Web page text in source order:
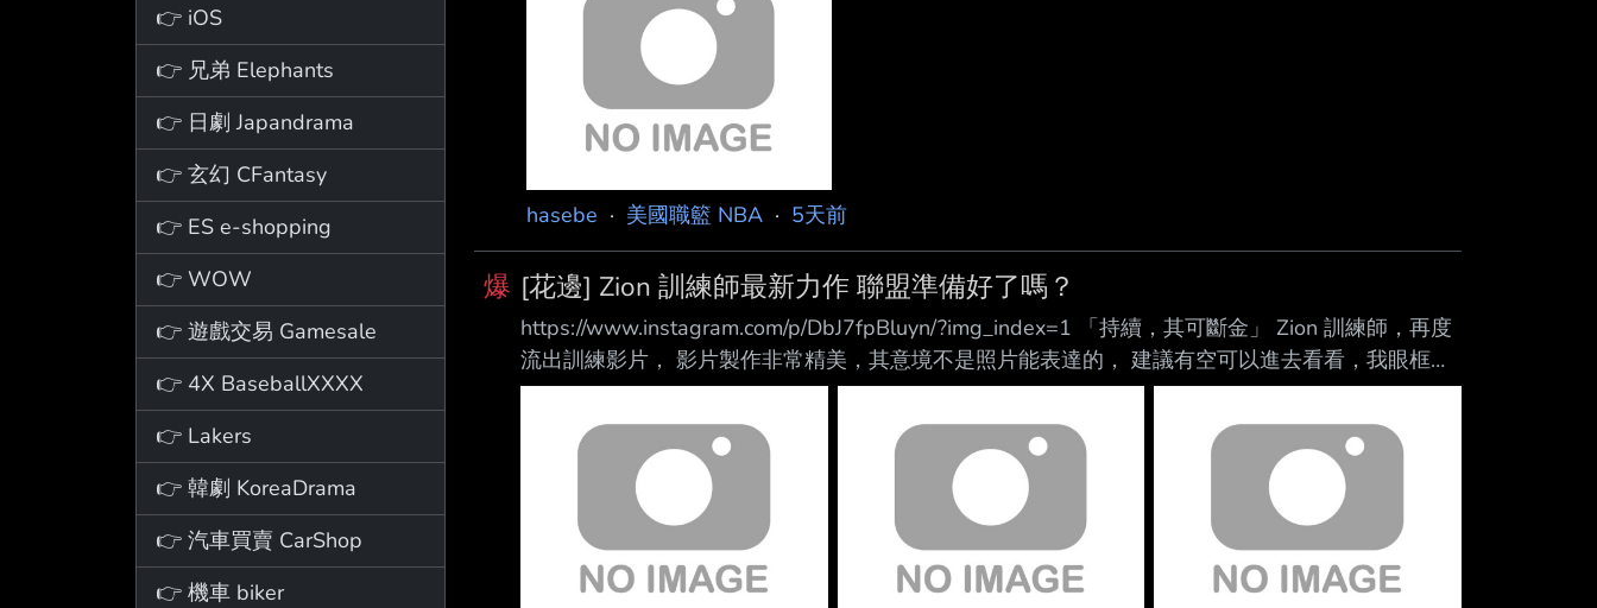
👉 iOS
👉 兄弟 Elephants
👉 日劇 Japandrama
👉 玄幻 CFantasy
👉 ES e-shopping
👉 WOW
👉 遊戲交易 Gamesale
👉 4X BaseballXXXX
👉 Lakers
👉 韓劇 KoreaDrama
👉 汽車買賣 CarShop
👉 機車 biker
hasebe · 美國職籃 NBA · 5天前
爆 [花邊] Zion 訓練師最新力作 聯盟準備好了嗎？
https://www.instagram.com/p/DbJ7fpBluyn/?img_index=1 「持續，其可斷金」 Zion 訓練師，再度
流出訓練影片， 影片製作非常精美，其意境不是照片能表達的， 建議有空可以進去看看，我眼框已
經濕了。 https://i.meee.com.tw/iPCh84B.jpg 專注的男人，最帥氣。
https://i.meee.com.tw/aCKq31C.jpg 持續不斷，專注踏出的每一步。
https://i.meee.com.tw/E890bGt.jpg 從早到